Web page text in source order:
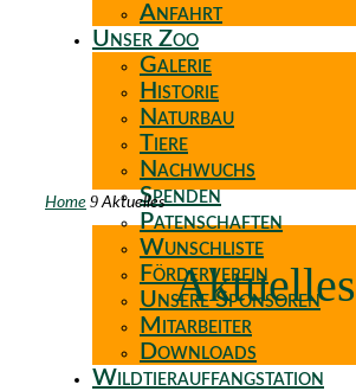
Anfahrt
Unser Zoo
Galerie
Historie
Naturbau
Tiere
Nachwuchs
Spenden
Patenschaften
Wunschliste
Förderverein
Unsere Sponsoren
Mitarbeiter
Downloads
Wildtierauffangstation
Home 9 Aktuelles
Aktuelles